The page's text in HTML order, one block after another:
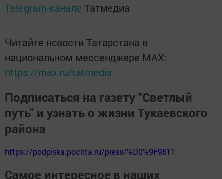
Telegram-канале Татмедиа
Читайте новости Татарстана в
национальном мессенджере MАХ:
https://max.ru/tatmedia
Подписаться на газету "Светлый
путь" и узнать о жизни Тукаевского
района
https://podpiska.pochta.ru/press/%D0%9F9511
Самое интересное в наших